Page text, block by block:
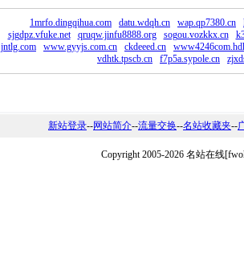
1mrfo.dingqihua.com datu.wdqh.cn wap.qp7380.cn
sjgdpz.vfuke.net
qruqw.jinfu8888.org sogou.vozkkx.cn
jntlg.com
www.gyyjs.com.cn ckdeeed.cn
vdhtk.tpscb.cn
f7p5a.sypole.cn
新站登录--网站简介--流量交换--名站收藏夹--
Copyright 2005-2026 名站在线